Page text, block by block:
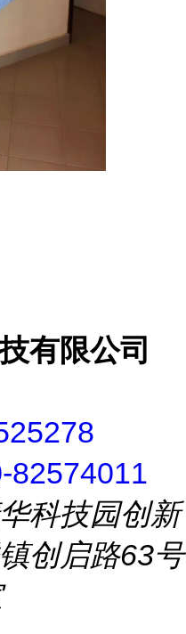
有限公司
82574011
科技园创新
创启路63号